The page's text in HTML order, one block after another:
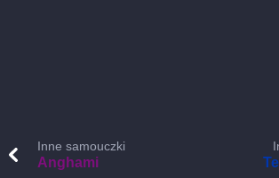
Inne samouczki
Anghami